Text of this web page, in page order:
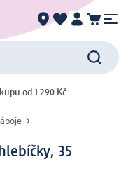
od 1 290 Kč
35